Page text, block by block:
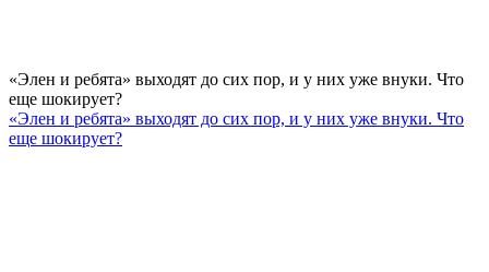
«Элен и ребята» выходят до сих пор, и у них уже внуки. Что
еще шокирует?
«Элен и ребята» выходят до сих пор, и у них уже внуки. Что
еще шокирует?